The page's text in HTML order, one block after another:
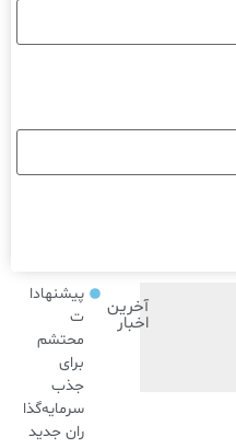
آخرین
اخبار
پیشنهادا
ت
محتشم
برای
جذب
سرمایه‌گذا
ران جدید